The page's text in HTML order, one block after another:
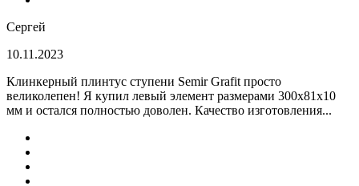
Сергей
10.11.2023
Клинкерный плинтус ступени Semir Grafit просто
великолепен! Я купил левый элемент размерами 300х81х10
мм и остался полностью доволен. Качество изготовления...